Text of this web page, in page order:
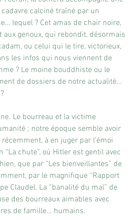
calciné traîné par un
lequel ? Cet amas de chair noire,
aux genoux, qui rebondit, désormais
ou celui qui le tire, victorieux,
les infos qui nous viennent de
? Le moine bouddhiste ou le
de dossiers de notre actualité…
Le bourreau et la victime
; notre époque semble avoir
à en juger par l’émoi
chute”, où Hitler est gentil avec
que par “Les bienveillantes” de
par le magnifique “Rapport
Claudel. La “banalité du mal” de
des bourreaux aimables avec
de famille… humains.